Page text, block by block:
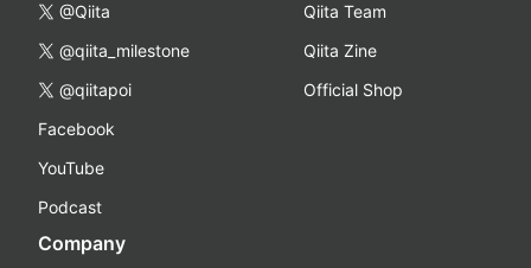
@Qiita
@qiita_milestone
@qiitapoi
Facebook
YouTube
Podcast
Qiita Team
Qiita Zine
Official Shop
Company